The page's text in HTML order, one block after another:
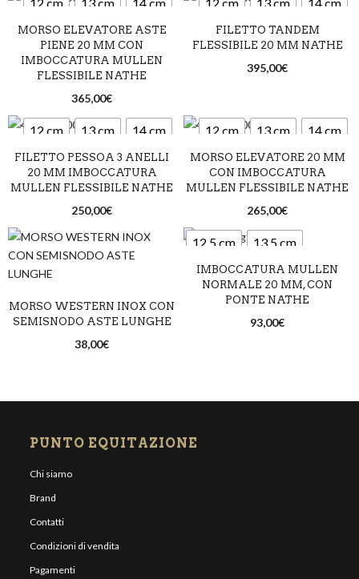
MORSO ELEVATORE ASTE
PIENE 20 MM CON
IMBOCCATURA MULLEN
FLESSIBILE NATHE
365,00€
FILETTO TANDEM
FLESSIBILE 20 MM NATHE
395,00€
12 cm 13 cm 14 cm
FILETTO PESSOA 3 ANELLI
20 MM IMBOCCATURA
MULLEN FLESSIBILE NATHE
250,00€
12 cm 13 cm 14 cm
MORSO ELEVATORE 20 MM
CON IMBOCCATURA
MULLEN FLESSIBILE NATHE
265,00€
MORSO WESTERN INOX CON
SEMISNODO ASTE LUNGHE
38,00€
12,5 cm
13,5 cm
14,5 cm
IMBOCCATURA MULLEN
NORMALE 20 MM, CON
PONTE NATHE
93,00€
PUNTO EQUITAZIONE
Chi siamo
Brand
Contatti
Condizioni di vendita
Pagamenti